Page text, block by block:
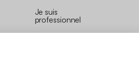
Je suis
professionnel